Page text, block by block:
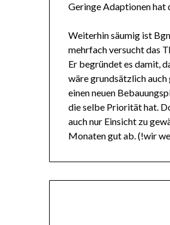
Geringe Adaptionen
Weiterhin säumig ist
mehrfach versucht das
Er begründet es damit,
wäre grundsätzlich
einen neuen
die selbe Priorität hat.
auch nur Einsicht zu
Monaten gut ab. (!wir